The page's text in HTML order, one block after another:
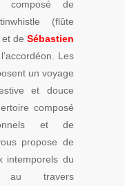
composé de
(flûte
de Sébastien
Les
un voyage
et douce
composé
et de
propose de
intemporels du
au travers